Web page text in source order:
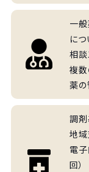
一般
に
相談
複数
薬の
調剤
地域
電
回）